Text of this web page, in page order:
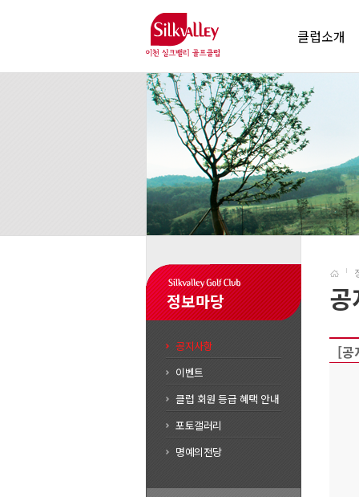
클럽소개
정보마당
공지사항
이벤트
클럽 회원 등급 혜택 안내
포토갤러리
명예의전당
[공